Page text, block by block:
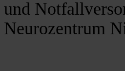
und
Neurozentrum